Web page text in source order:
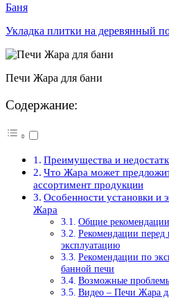
Баня
Укладка плитки на деревянный
Печи Жара для бани
Содержание:
Преимущества и
Что Жара может
ассортимент продукции
Особенности установки и
Жара
Общие рекомендации
Рекомендации
эксплуатацию
Рекомендации по
банной печи
Возможные
Видео – Печи Жара